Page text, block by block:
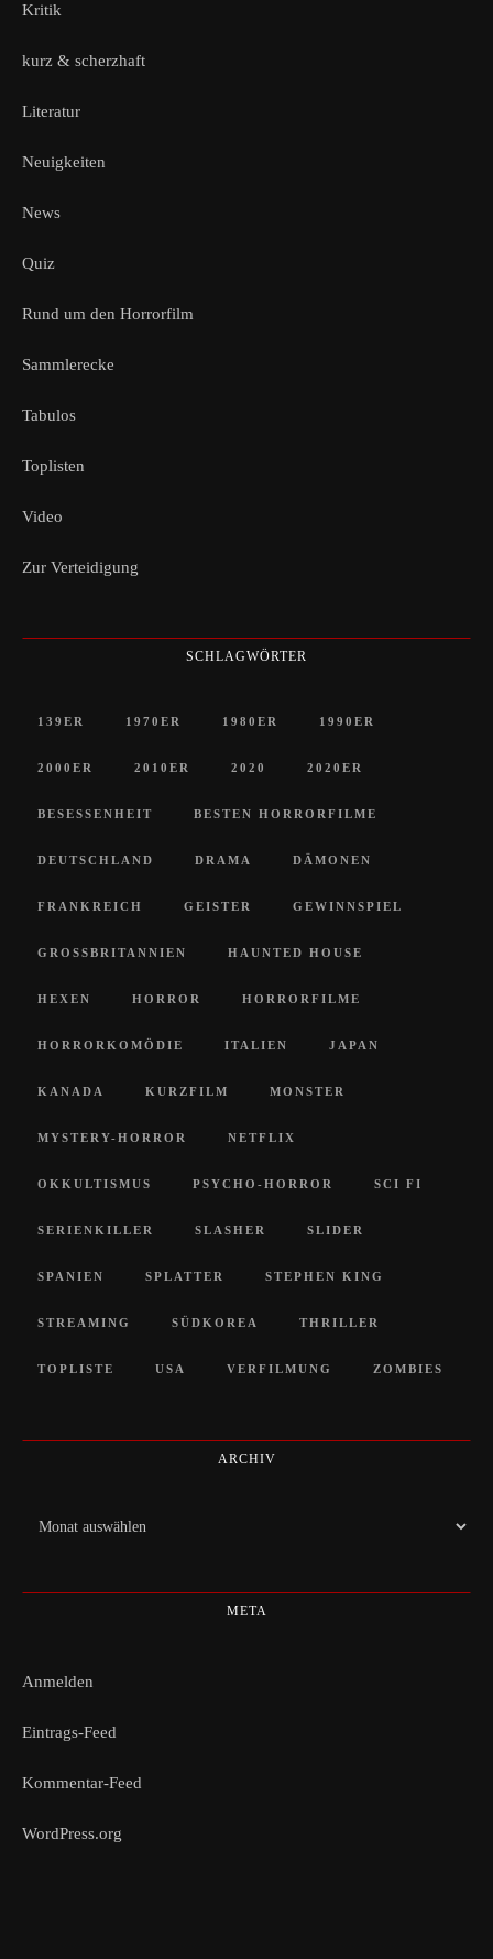
Kritik
kurz & scherzhaft
Literatur
Neuigkeiten
News
Quiz
Rund um den Horrorfilm
Sammlerecke
Tabulos
Toplisten
Video
Zur Verteidigung
SCHLAGWÖRTER
139ER 1970ER 1980ER 1990ER
2000ER 2010ER 2020 2020ER
BESESSENHEIT BESTEN HORRORFILME
DEUTSCHLAND DRAMA DÄMONEN
FRANKREICH GEISTER GEWINNSPIEL
GROSSBRITANNIEN HAUNTED HOUSE
HEXEN HORROR HORRORFILME
HORRORKOMÖDIE ITALIEN JAPAN
KANADA KURZFILM MONSTER
MYSTERY-HORROR NETFLIX
OKKULTISMUS PSYCHO-HORROR SCI FI
SERIENKILLER SLASHER SLIDER
SPANIEN SPLATTER STEPHEN KING
STREAMING SÜDKOREA THRILLER
TOPLISTE USA VERFILMUNG ZOMBIES
ARCHIV
Archiv
META
Anmelden
Eintrags-Feed
Kommentar-Feed
WordPress.org